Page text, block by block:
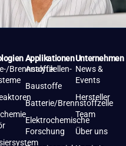
Brennstoffzellen-
Applikationen
Analytik
Baustoffe
Batterie/Brennstoffzelle
Elektrochemische
Forschung
Unternehmen
News &
Events
Hersteller
Team
Über uns